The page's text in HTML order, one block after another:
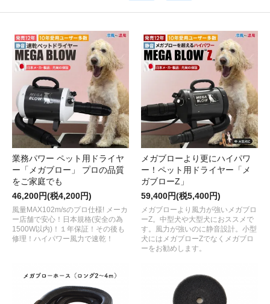
業務パワー ペット用ドライヤ
ー「メガブロー」 プロの品質
をご家庭でも
46,200円(税4,200円)
風量MAX102m/sのプロ仕様! メーカ
ー店舗で安心！日本規格(安全の為
1500W以内)！１年保証！その後も
修理！ハイパワー風力で速乾！
メガブローより更にハイパワ
ー！ペット用ドライヤー「メ
ガブローZ」
59,400円(税5,400円)
メガブローより風力が強いメガブロ
ーZ。中型犬や大型犬におススメで
す。風力が強いのに静音設計。小型
犬にはメガブローZでなくメガブロ
ーをお勧めします。